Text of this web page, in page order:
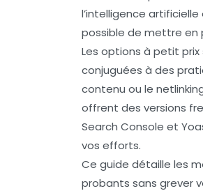
l’intelligence
possible de mettre en
Les options à petit prix
conjuguées à des
contenu ou le
offrent des versions
Search Console et
vos efforts.
Ce guide détaille les
probants sans grever